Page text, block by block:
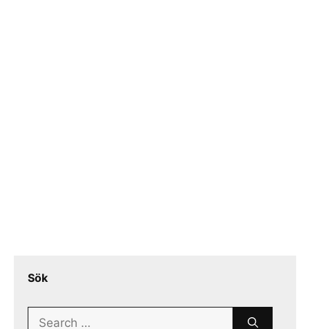
Sök
Search